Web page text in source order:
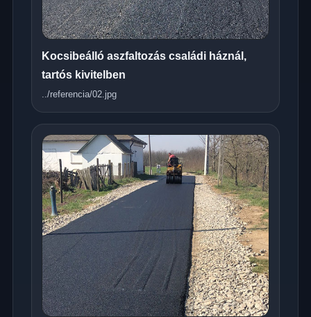
Kocsibeálló aszfaltozás családi háznál,
tartós kivitelben
../referencia/02.jpg